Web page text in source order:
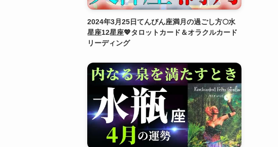
2024年3月25日てんびん座満月の過ごし方🌕水
星座12星座💖タロットカード＆オラクルカード
リーディング